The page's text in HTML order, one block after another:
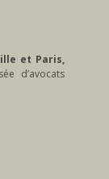
et Paris,
d’avocats